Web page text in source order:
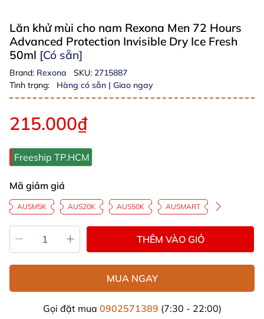
Lăn khử mùi cho nam Rexona Men 72 Hours
Advanced Protection Invisible Dry Ice Fresh
50ml [Có sẵn]
Brand: Rexona SKU: 2715887
Tình trạng:
Hàng có sẵn | Giao ngay
215.000₫
Freeship TP.HCM
Mã giảm giá
AUSM5K AUS20K AUS50K AUSMART
THÊM VÀO GIỎ
MUA NGAY
Gọi đặt mua 0902571389 (7:30 - 22:00)